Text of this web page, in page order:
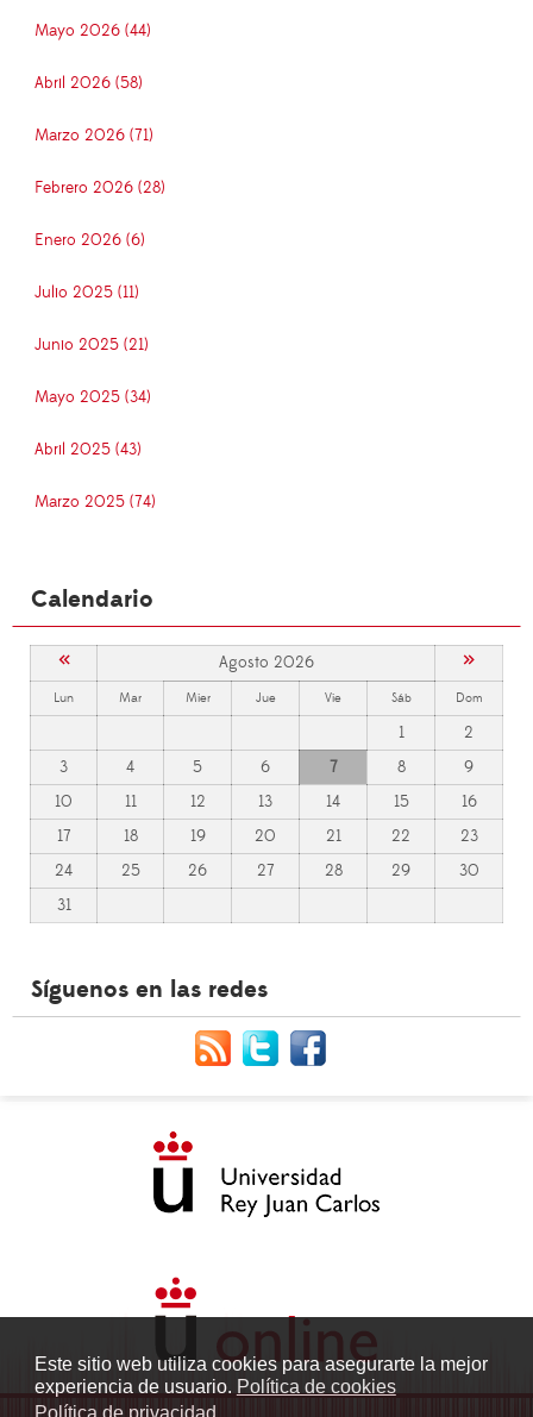
Este sitio web utiliza cookies para asegurarte la mejor
experiencia de usuario. Política de cookies
Mayo 2026 (44)
Abril 2026 (58)
Marzo 2026 (71)
Febrero 2026 (28)
Enero 2026 (6)
Julio 2025 (11)
Junio 2025 (21)
Mayo 2025 (34)
Abril 2025 (43)
Marzo 2025 (74)
Calendario
« Agosto 2026 »
Lun Mar Mier Jue Vie Sáb Dom
1
2
3
4 5 6 7 8
9
10
11 12 13 14 15
16
17
18 19 20 21 22
23
24
25 26 27 28 29
30
31
Síguenos en las redes